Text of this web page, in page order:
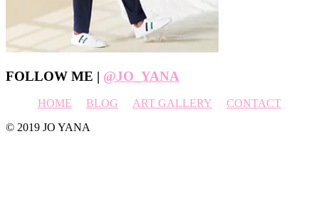
Footer
FOLLOW ME | @JO_YANA
HOME BLOG ART GALLERY
CONTACT
© 2019 JO YANA